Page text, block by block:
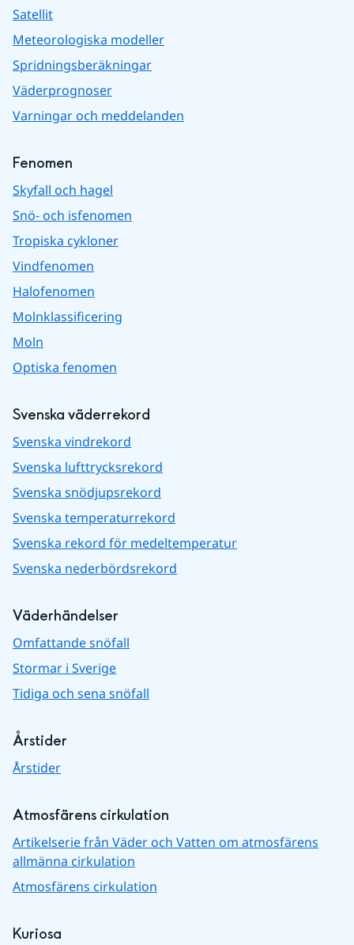
Satellit
Meteorologiska modeller
Spridningsberäkningar
Väderprognoser
Varningar och meddelanden
Fenomen
Skyfall och hagel
Snö- och isfenomen
Tropiska cykloner
Vindfenomen
Halofenomen
Molnklassificering
Moln
Optiska fenomen
Svenska väderrekord
Svenska vindrekord
Svenska lufttrycksrekord
Svenska snödjupsrekord
Svenska temperaturrekord
Svenska rekord för medeltemperatur
Svenska nederbördsrekord
Väderhändelser
Omfattande snöfall
Stormar i Sverige
Tidiga och sena snöfall
Årstider
Årstider
Atmosfärens cirkulation
Artikelserie från Väder och Vatten om atmosfärens
allmänna cirkulation
Atmosfärens cirkulation
Kuriosa